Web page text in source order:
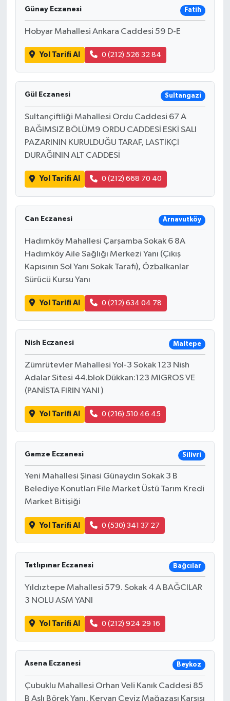
Günay Eczanesi Fatih
Hobyar Mahallesi Ankara Caddesi 59 D-E
Yol Tarifi Al 0 (212) 526 32 84
Gül Eczanesi Sultangazi
Sultançiftliği Mahallesi Ordu Caddesi 67 A
BAĞIMSIZ BÖLÜM9 ORDU CADDESİ ESKİ SALI
PAZARININ KURULDUĞU TARAF, LASTİKÇİ
DURAĞININ ALT CADDESİ
Yol Tarifi Al 0 (212) 668 70 40
Can Eczanesi Arnavutköy
Hadımköy Mahallesi Çarşamba Sokak 6 8A
Hadımköy Aile Sağlığı Merkezi Yanı (Çıkış
Kapısının Sol Yanı Sokak Tarafı), Özbalkanlar
Sürücü Kursu Yanı
Yol Tarifi Al 0 (212) 634 04 78
Nish Eczanesi Maltepe
Zümrütevler Mahallesi Yol-3 Sokak 123 Nish
Adalar Sitesi 44.blok Dükkan:123 MIGROS VE
(PANİSTA FIRIN YANI )
Yol Tarifi Al 0 (216) 510 46 45
Gamze Eczanesi Silivri
Yeni Mahallesi Şinasi Günaydın Sokak 3 B
Belediye Konutları File Market Üstü Tarım Kredi
Market Bitişiği
Yol Tarifi Al 0 (530) 341 37 27
Tatlıpınar Eczanesi Bağcılar
Yıldıztepe Mahallesi 579. Sokak 4 A BAĞCILAR
3 NOLU ASM YANI
Yol Tarifi Al 0 (212) 924 29 16
Asena Eczanesi Beykoz
Çubuklu Mahallesi Orhan Veli Kanık Caddesi 85
B Aslı Börek Yanı, Kervan Çeyiz Mağazası Karşısı